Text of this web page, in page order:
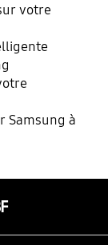
votre
Samsung à